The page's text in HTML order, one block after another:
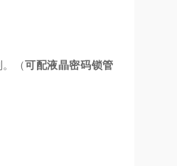
。（可配液晶密码锁管